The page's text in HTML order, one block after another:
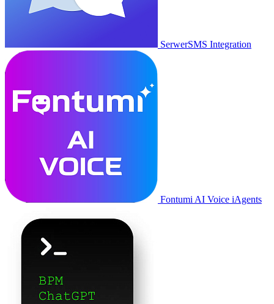
SerwerSMS Integration
Fontumi AI Voice iAgents